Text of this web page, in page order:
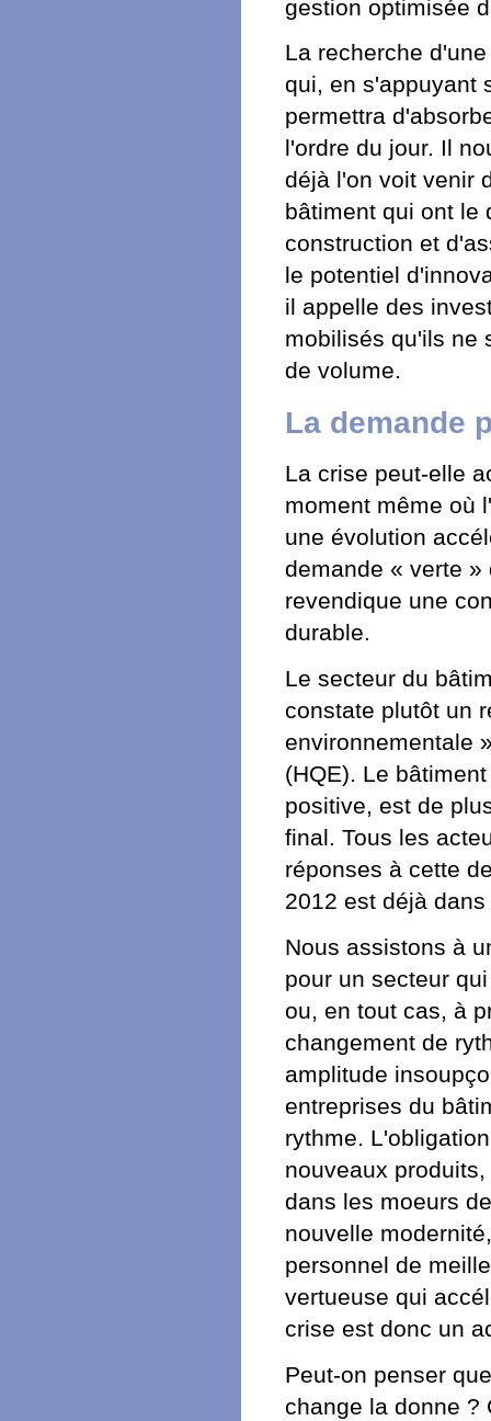
gestion optimisée
La recherche
qui, en s'appuyant
permettra
l'ordre du jour. Il
déjà l'on voit venir
bâtiment qui ont le
construction et
le potentiel
il appelle des
mobilisés qu'ils ne
de volume.
La demande
La crise peut-elle
moment même où
une évolution
demande « verte
revendique une
durable.
Le secteur du
constate plutôt un
environnementale
(HQE). Le
positive, est de
final. Tous les
réponses à cette
2012 est déjà
Nous assistons à
pour un secteur
ou, en tout cas, à
changement de
amplitude
entreprises du
rythme.
nouveaux
dans les moeurs
nouvelle
personnel de
vertueuse qui
crise est donc un
Peut-on penser
change la donne ?